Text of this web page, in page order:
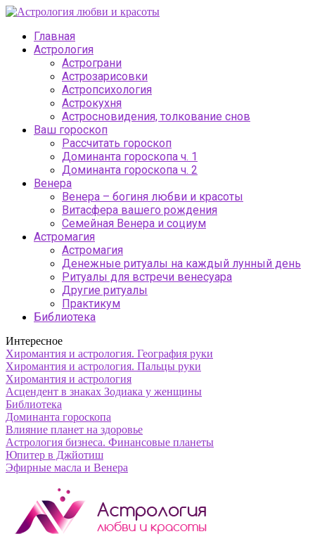
Главная
Астрология
Астрограни
Астрозарисовки
Астропсихология
Астрокухня
Астросновидения, толкование снов
Ваш гороскоп
Рассчитать гороскоп
Доминанта гороскопа ч. 1
Доминанта гороскопа ч. 2
Венера
Венера – богиня любви и красоты
Витасфера вашего рождения
Семейная Венера и социум
Астромагия
Астромагия
Денежные ритуалы на каждый лунный день
Ритуалы для встречи венесуара
Другие ритуалы
Практикум
Библиотека
Интересное
Хиромантия и астрология. География руки
Хиромантия и астрология. Пальцы руки
Хиромантия и астрология
Асцендент в знаках Зодиака у женщины
Библиотека
Доминанта гороскопа
Влияние планет на здоровье
Астрология бизнеса. Финансовые планеты
Юпитер в Джйотиш
Эфирные масла и Венера